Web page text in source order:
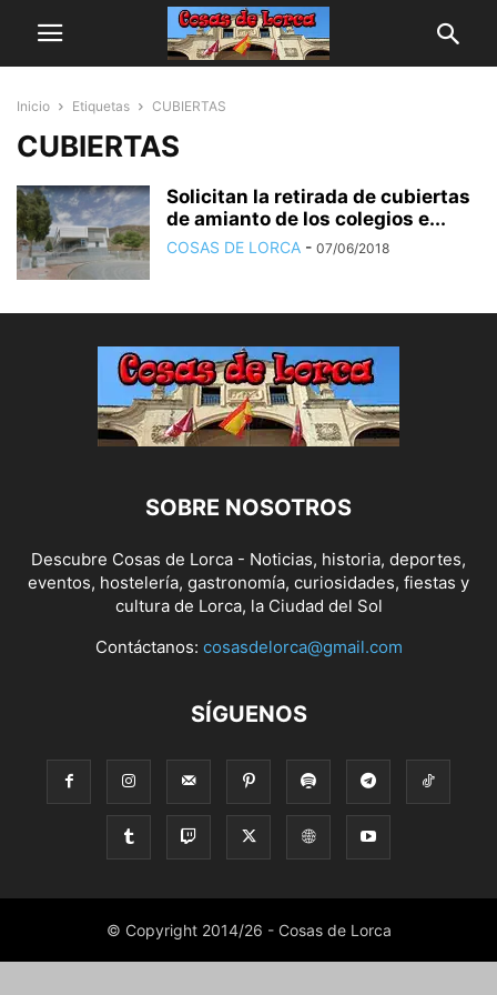
Inicio Etiquetas CUBIERTAS
CUBIERTAS
Solicitan la retirada de cubiertas
de amianto de los colegios e...
COSAS DE LORCA - 07/06/2018
SOBRE NOSOTROS
Descubre Cosas de Lorca - Noticias, historia, deportes,
eventos, hostelería, gastronomía, curiosidades, fiestas y
cultura de Lorca, la Ciudad del Sol
Contáctanos: cosasdelorca@gmail.com
SÍGUENOS
© Copyright 2014/26 - Cosas de Lorca